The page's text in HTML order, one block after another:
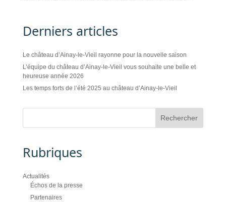
Derniers articles
Le château d’Ainay-le-Vieil rayonne pour la nouvelle saison
L’équipe du château d’Ainay-le-Vieil vous souhaite une belle et
heureuse année 2026
Les temps forts de l’été 2025 au château d’Ainay-le-Vieil
Rubriques
Actualités
Échos de la presse
Partenaires